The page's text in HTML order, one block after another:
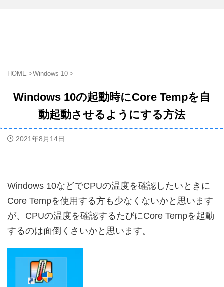
HOME >Windows 10 >
Windows 10の起動時にCore Tempを自
動起動させるようにする方法
2021年8月14日
Windows 10などでCPUの温度を確認したいときに
Core Tempを使用する方も少なくないかと思います
が、CPUの温度を確認するたびにCore Tempを起動
するのは面倒くさいかと思います。